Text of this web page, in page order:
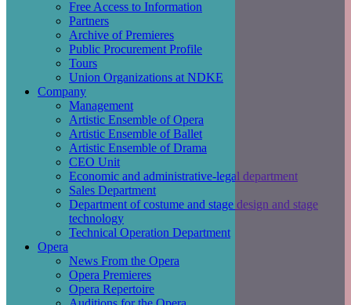
Free Access to Information
Partners
Archive of Premieres
Public Procurement Profile
Tours
Union Organizations at NDKE
Company
Management
Artistic Ensemble of Opera
Artistic Ensemble of Ballet
Artistic Ensemble of Drama
CEO Unit
Economic and administrative-legal department
Sales Department
Department of costume and stage design and stage
technology
Technical Operation Department
Opera
News From the Opera
Opera Premieres
Opera Repertoire